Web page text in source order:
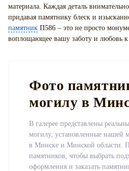
материала. Каждая деталь
придавая памятнику блеск и
памятник П586 – это не просто
воплощающее вашу заботу и любовь
Фото
могилу в
В галерее представлены
могилу, установленные нашей
в Минске и Минской области.
памятников, чтобы выбрать
оформления и заказать